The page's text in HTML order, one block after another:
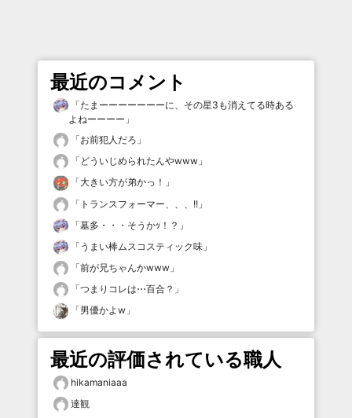
最近のコメント
「たまーーーーーーーに、その星3も消えてる時ある
よねーーーー 」
「お前犯人だろ 」
「 どういじめられたんやwww 」
「大きい方が弟かっ！ 」
「 トランスフォーマー、、、!! 」
「墓多・・・そうかｯ！？ 」
「 うまい棒ムスコスティック味 」
「前が兄ちゃんかwww 」
「つまりコレは⋯百合？ 」
「男優かよw 」
最近の評価されている職人
hikamaniaaa
達観